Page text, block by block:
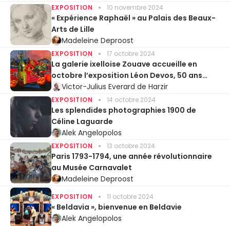
EXPOSITION 10 novembre 2024
« Expérience Raphaël » au Palais des Beaux-
Arts de Lille
Madeleine Deproost
EXPOSITION 17 octobre 2024
La galerie ixelloise Zouave accueille en
octobre l’exposition Léon Devos, 50 ans
aprèsVictor-Julius Everard de Harzir
EXPOSITION 14 octobre 2024
Les splendides photographies 1900 de
Céline Laguarde
Alek Angelopolos
EXPOSITION 13 octobre 2024
Paris 1793-1794, une année révolutionnaire
au Musée Carnavalet
Madeleine Deproost
EXPOSITION 11 octobre 2024
« Beldavia », bienvenue en Beldavie
Alek Angelopolos